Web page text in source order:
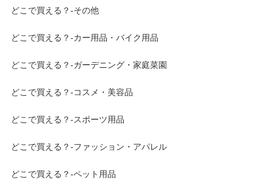
どこで買える？-その他
どこで買える？-カー用品・バイク用品
どこで買える？-ガーデニング・家庭菜園
どこで買える？-コスメ・美容品
どこで買える？-スポーツ用品
どこで買える？-ファッション・アパレル
どこで買える？-ペット用品